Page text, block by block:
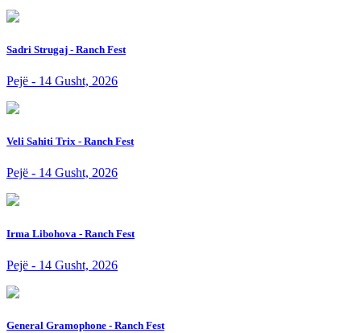
Sadri Strugaj - Ranch Fest
Pejë - 14 Gusht, 2026
Veli Sahiti Trix - Ranch Fest
Pejë - 14 Gusht, 2026
Irma Libohova - Ranch Fest
Pejë - 14 Gusht, 2026
General Gramophone - Ranch Fest